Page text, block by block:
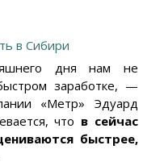
дня нам не
заработке, —
«Метр» Эдуард
что в сейчас
быстрее,